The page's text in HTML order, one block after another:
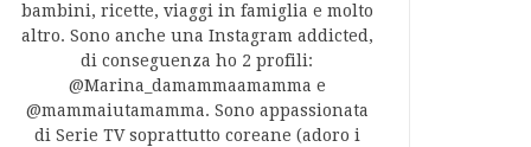
bambini, ricette, viaggi in famiglia e molto
altro. Sono anche una Instagram addicted,
di conseguenza ho 2 profili:
@Marina_damammaamamma e
@mammaiutamamma. Sono appassionata
di Serie TV soprattutto coreane (adoro i